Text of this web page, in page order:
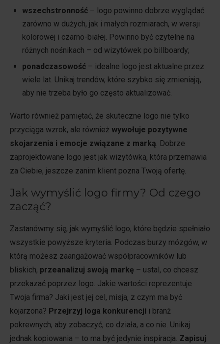
wszechstronność – logo powinno dobrze wyglądać
zarówno w dużych, jak i małych rozmiarach, w wersji
kolorowej i czarno-białej. Powinno być czytelne na
różnych nośnikach – od wizytówek po billboardy;
ponadczasowość – idealne logo jest aktualne przez
wiele lat. Unikaj trendów, które szybko się zmieniają,
aby nie trzeba było go często aktualizować.
Warto również pamiętać, że skuteczne logo nie tylko
przyciąga wzrok, ale również wywołuje pozytywne
skojarzenia i emocje związane z marką. Dobrze
zaprojektowane logo jest jak wizytówka, która przemawia
za Ciebie, jeszcze zanim klient pozna Twoją ofertę.
Jak wymyślić logo firmy? Od czego
zacząć?
Zastanówmy się, jak wymyślić logo, które będzie spełniało
wszystkie powyższe kryteria. Podczas burzy mózgów, w
którą możesz zaangażować współpracowników lub
bliskich, przeanalizuj swoją markę – ustal, co chcesz
przekazać poprzez logo. Jakie wartości reprezentuje
Twoja firma? Jaki jest jej cel, misja, z czym ma być
kojarzona? Przejrzyj loga konkurencji i branż
pokrewnych, aby zobaczyć, co działa, a co nie. Unikaj
jednak kopiowania – to ma być jedynie inspiracja. Zapisuj